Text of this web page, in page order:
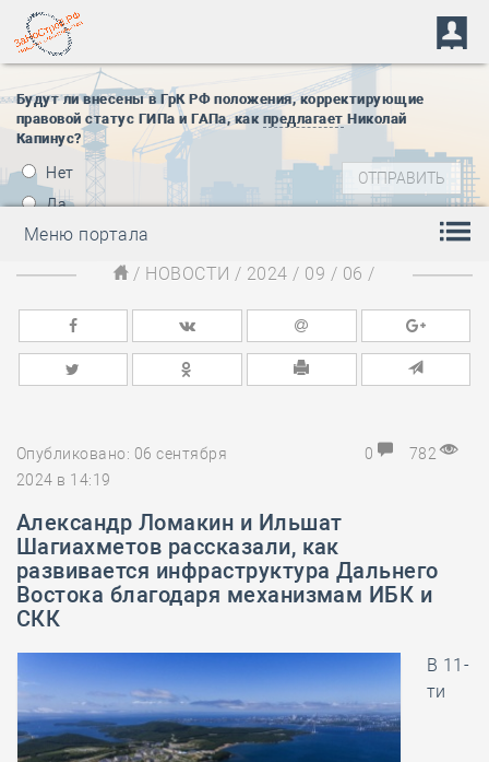
Будут ли внесены в ГрК РФ положения, корректирующие
правовой статус ГИПа и ГАПа, как предлагает Николай
Капинус?
Нет
Да
Меню портала
/ НОВОСТИ / 2024 / 09 / 06 /
Опубликовано: 06 сентября
2024 в 14:19
0 782
Александр Ломакин и Ильшат
Шагиахметов рассказали, как
развивается инфраструктура Дальнего
Востока благодаря механизмам ИБК и
СКК
В 11-
ти